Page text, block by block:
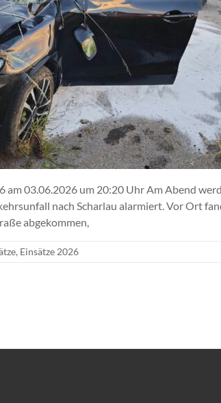
am 03.06.2026 um 20:20 Uhr Am Abend
nach Scharlau alarmiert. Vor Ort
abgekommen,
, Einsätze 2026